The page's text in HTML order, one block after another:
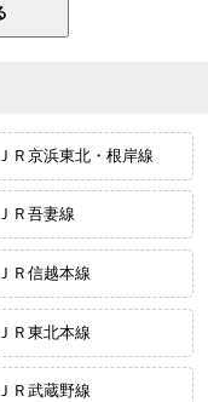
ＪＲ京浜東北・根岸線
ＪＲ吾妻線
ＪＲ信越本線
ＪＲ東北本線
ＪＲ武蔵野線